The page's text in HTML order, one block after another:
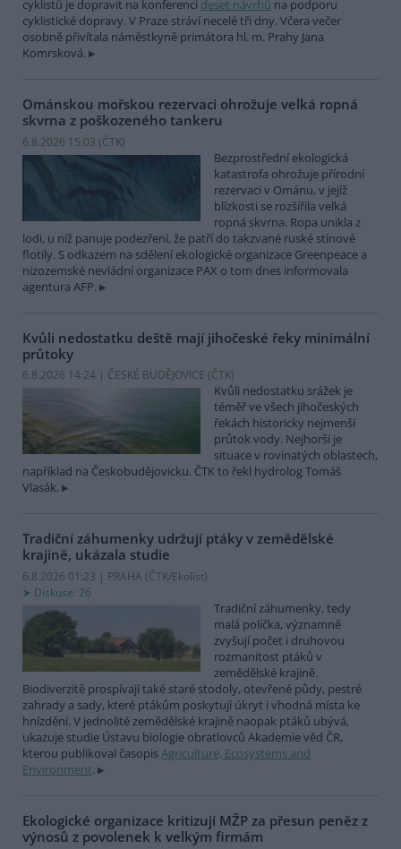
cyklistů je dopravit na konferenci deset návrhů na podporu
cyklistické dopravy. V Praze stráví necelé tři dny. Včera večer
osobně přivítala náměstkyně primátora hl. m. Prahy Jana
Komrsková.
Ománskou mořskou rezervaci ohrožuje velká ropná
skvrna z poškozeného tankeru
6.8.2026 15:03 (ČTK)
Bezprostřední ekologická
katastrofa ohrožuje přírodní
rezervaci v Ománu, v jejíž
blízkosti se rozšířila velká
ropná skvrna. Ropa unikla z
lodi, u níž panuje podezření, že patří do takzvané ruské stínové
flotily. S odkazem na sdělení ekologické organizace Greenpeace a
nizozemské nevládní organizace PAX o tom dnes informovala
agentura AFP.
Kvůli nedostatku deště mají jihočeské řeky minimální
průtoky
6.8.2026 14:24 | ČESKÉ BUDĚJOVICE (ČTK)
Kvůli nedostatku srážek je
téměř ve všech jihočeských
řekách historicky nejmenší
průtok vody. Nejhorší je
situace v rovinatých oblastech,
například na Českobudějovicku. ČTK to řekl hydrolog Tomáš
Vlasák.
Tradiční záhumenky udržují ptáky v zemědělské
krajině, ukázala studie
6.8.2026 01:23 | PRAHA (ČTK/Ekolist)
Diskuse: 26
Tradiční záhumenky, tedy
malá políčka, významně
zvyšují počet i druhovou
rozmanitost ptáků v
zemědělské krajině.
Biodiverzitě prospívají také staré stodoly, otevřené půdy, pestré
zahrady a sady, které ptákům poskytují úkryt i vhodná místa ke
hnízdění. V jednolité zemědělské krajině naopak ptáků ubývá,
ukazuje studie Ústavu biologie obratlovců Akademie věd ČR,
kterou publikoval časopisAgriculture, Ecosystems and
Environment.
Ekologické organizace kritizují MŽP za přesun peněz z
výnosů z povolenek k velkým firmám